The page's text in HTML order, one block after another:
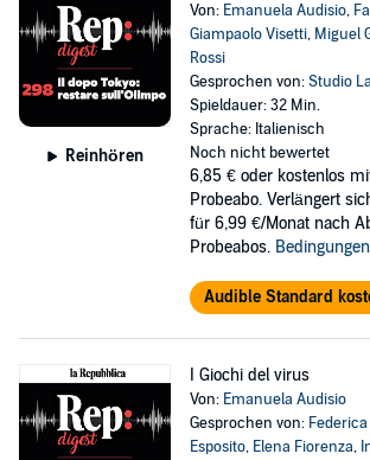
Reinhören
Von: Emanuela Audisio,
Giampaolo Visetti, Miguel
Rossi
Gesprochen von:Studio
Spieldauer: 32 Min.
Sprache: Italienisch
Noch nicht bewertet
6,85 € oder kostenlos
Probeabo. Verlängert
für 6,99 €/Monat nach
Probeabos.
Audible Standard
I Giochi del virus
Von: Emanuela Audisio
Gesprochen von:
Esposito, Elena Fiorenza,